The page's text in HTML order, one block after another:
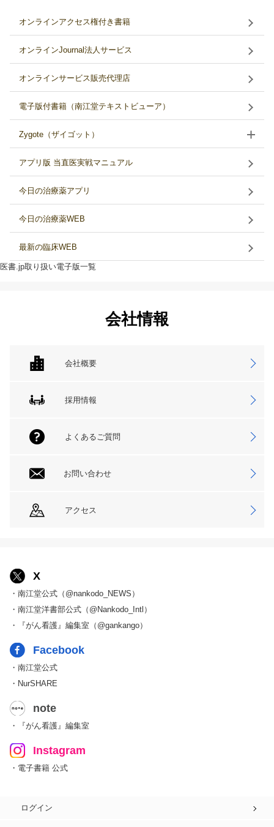
オンラインアクセス権付き書籍
オンラインJournal法人サービス
オンラインサービス販売代理店
電子版付書籍（南江堂テキストビューア）
Zygote（ザイゴット）
アプリ版 当直医実戦マニュアル
今日の治療薬アプリ
今日の治療薬WEB
最新の臨床WEB
医書.jp取り扱い電子版一覧
会社情報
会社概要
採用情報
よくあるご質問
お問い合わせ
アクセス
X
・南江堂公式（@nankodo_NEWS）
・南江堂洋書部公式（@Nankodo_Intl）
・『がん看護』編集室（@gankango）
Facebook
・南江堂公式
・NurSHARE
note
・『がん看護』編集室
Instagram
・電子書籍 公式
ログイン